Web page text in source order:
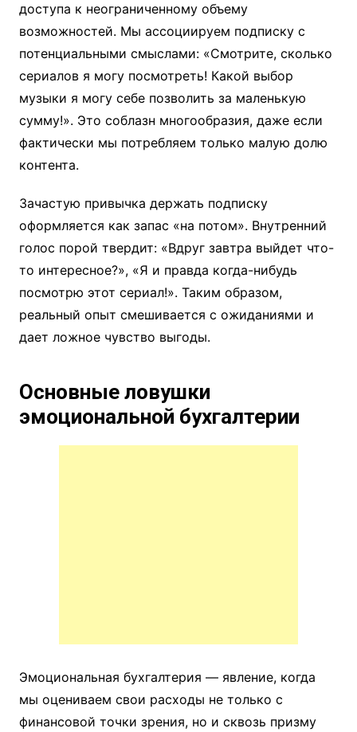
доступа к неограниченному объему
возможностей. Мы ассоциируем подписку с
потенциальными смыслами: «Смотрите, сколько
сериалов я могу посмотреть! Какой выбор
музыки я могу себе позволить за маленькую
сумму!». Это соблазн многообразия, даже если
фактически мы потребляем только малую долю
контента.
Зачастую привычка держать подписку
оформляется как запас «на потом». Внутренний
голос порой твердит: «Вдруг завтра выйдет что-
то интересное?», «Я и правда когда-нибудь
посмотрю этот сериал!». Таким образом,
реальный опыт смешивается с ожиданиями и
дает ложное чувство выгоды.
Основные ловушки
эмоциональной бухгалтерии
Эмоциональная бухгалтерия — явление, когда
мы оцениваем свои расходы не только с
финансовой точки зрения, но и сквозь призму